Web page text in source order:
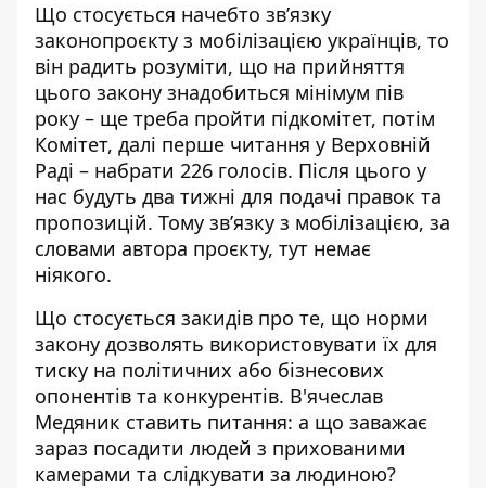
Що стосується начебто зв’язку
законопроєкту з мобілізацією українців, то
він радить розуміти, що на прийняття
цього закону знадобиться мінімум пів
року – ще треба пройти підкомітет, потім
Комітет, далі перше читання у Верховній
Раді – набрати 226 голосів. Після цього у
нас будуть два тижні для подачі правок та
пропозицій. Тому зв’язку з мобілізацією, за
словами автора проєкту, тут немає
ніякого.
Що стосується закидів про те, що норми
закону дозволять використовувати їх для
тиску на політичних або бізнесових
опонентів та конкурентів. В'ячеслав
Медяник ставить питання: а що заважає
зараз посадити людей з прихованими
камерами та слідкувати за людиною?